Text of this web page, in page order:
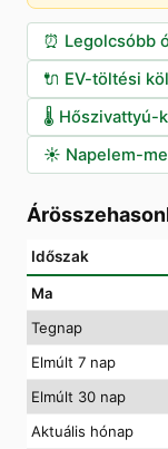
⏰ Legolcsóbb
🔌 EV-töltési
🌡️ Hőszivattyú-
☀️ Napelem-
Időszak
Ma
Tegnap
Elmúlt 7 nap
Elmúlt 30 nap
Aktuális hónap